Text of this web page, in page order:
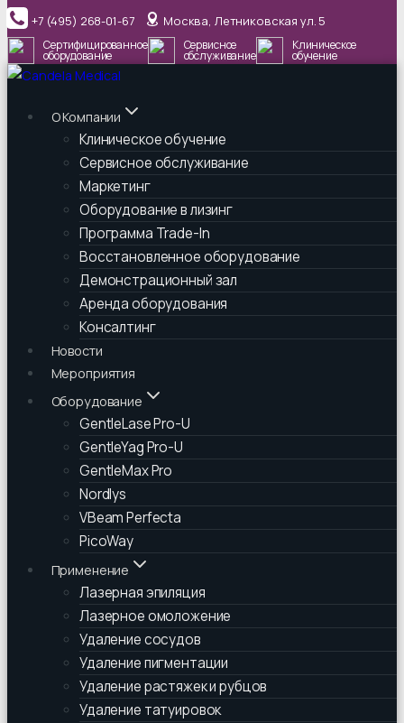
Перейти
к
содержимому
+7 (495) 268-01-67 Москва, Летниковская ул. 5
Сертифицированное
оборудование
Сервисное
обслуживание
Клиническое
обучение
О Компании
Клиническое обучение
Сервисное обслуживание
Маркетинг
Оборудование в лизинг
Программа Trade-In
Восстановленное оборудование
Демонстрационный зал
Аренда оборудования
Консалтинг
Новости
Мероприятия
Оборудование
GentleLase Pro-U
GentleYag Pro-U
GentleMax Pro
Nordlys
VBeam Perfecta
PicoWay
Применение
Лазерная эпиляция
Лазерное омоложение
Удаление сосудов
Удаление пигментации
Удаление растяжек и рубцов
Удаление татуировок